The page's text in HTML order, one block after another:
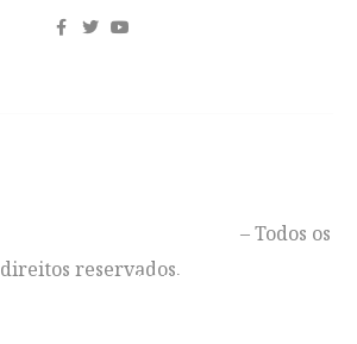
– Todos os
direitos reservados.
VOLTAR AO TOPO